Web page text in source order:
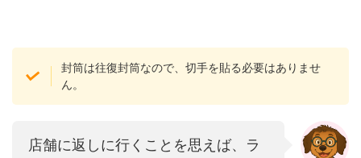
封筒は往復封筒なので、切手を貼る必要はありませ
ん。
店舗に返しに行くことを思えば、ラ